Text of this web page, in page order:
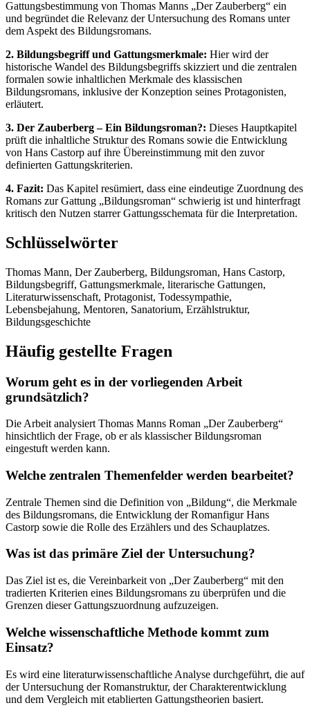
Gattungsbestimmung von Thomas Manns „Der Zauberberg“ ein
und begründet die Relevanz der Untersuchung des Romans unter
dem Aspekt des Bildungsromans.
2. Bildungsbegriff und Gattungsmerkmale: Hier wird der
historische Wandel des Bildungsbegriffs skizziert und die zentralen
formalen sowie inhaltlichen Merkmale des klassischen
Bildungsromans, inklusive der Konzeption seines Protagonisten,
erläutert.
3. Der Zauberberg – Ein Bildungsroman?: Dieses Hauptkapitel
prüft die inhaltliche Struktur des Romans sowie die Entwicklung
von Hans Castorp auf ihre Übereinstimmung mit den zuvor
definierten Gattungskriterien.
4. Fazit: Das Kapitel resümiert, dass eine eindeutige Zuordnung des
Romans zur Gattung „Bildungsroman“ schwierig ist und hinterfragt
kritisch den Nutzen starrer Gattungsschemata für die Interpretation.
Schlüsselwörter
Thomas Mann, Der Zauberberg, Bildungsroman, Hans Castorp,
Bildungsbegriff, Gattungsmerkmale, literarische Gattungen,
Literaturwissenschaft, Protagonist, Todessympathie,
Lebensbejahung, Mentoren, Sanatorium, Erzählstruktur,
Bildungsgeschichte
Häufig gestellte Fragen
Worum geht es in der vorliegenden Arbeit
grundsätzlich?
Die Arbeit analysiert Thomas Manns Roman „Der Zauberberg“
hinsichtlich der Frage, ob er als klassischer Bildungsroman
eingestuft werden kann.
Welche zentralen Themenfelder werden bearbeitet?
Zentrale Themen sind die Definition von „Bildung“, die Merkmale
des Bildungsromans, die Entwicklung der Romanfigur Hans
Castorp sowie die Rolle des Erzählers und des Schauplatzes.
Was ist das primäre Ziel der Untersuchung?
Das Ziel ist es, die Vereinbarkeit von „Der Zauberberg“ mit den
tradierten Kriterien eines Bildungsromans zu überprüfen und die
Grenzen dieser Gattungszuordnung aufzuzeigen.
Welche wissenschaftliche Methode kommt zum
Einsatz?
Es wird eine literaturwissenschaftliche Analyse durchgeführt, die auf
der Untersuchung der Romanstruktur, der Charakterentwicklung
und dem Vergleich mit etablierten Gattungstheorien basiert.